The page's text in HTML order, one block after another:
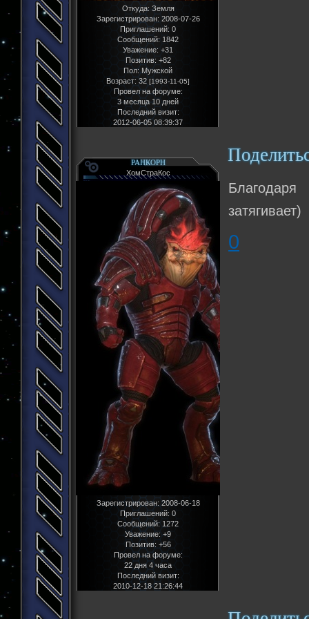
Откуда: Земля
Зарегистрирован: 2008-07-26
Приглашений: 0
Сообщений: 1842
Уважение: +31
Позитив: +82
Пол: Мужской
Возраст: 32 [1993-11-05]
Провел на форуме:
3 месяца 10 дней
Последний визит:
2012-06-05 08:39:37
РАНКОРН
ХомСтраКос
Зарегистрирован: 2008-06-18
Приглашений: 0
Сообщений: 1272
Уважение: +9
Позитив: +56
Провел на форуме:
22 дня 4 часа
Последний визит:
2010-12-18 21:26:44
затягивает)
0